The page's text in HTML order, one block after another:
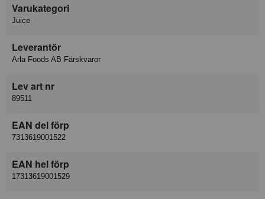
Varukategori
Juice
Leverantör
Arla Foods AB Färskvaror
Lev art nr
89511
EAN del förp
7313619001522
EAN hel förp
17313619001529